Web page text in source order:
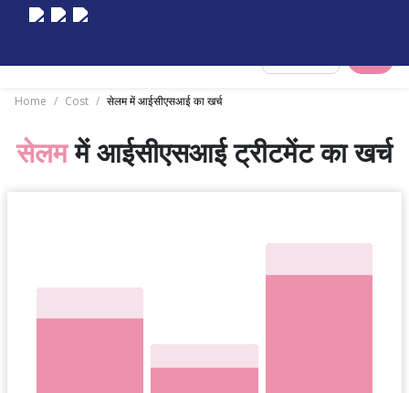
Home / Cost / सेलम में आईसीएसआई का खर्च
सेलममें आईसीएसआई ट्रीटमेंट का खर्च